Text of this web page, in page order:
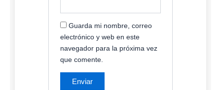
Guarda mi nombre, correo
electrónico y web en este
navegador para la próxima vez
que comente.